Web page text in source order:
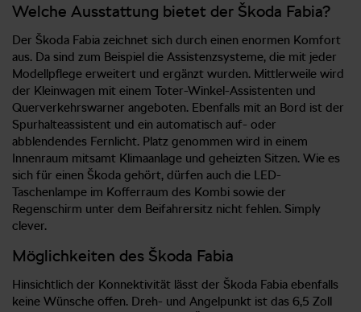
Welche Ausstattung bietet der Škoda Fabia?
Der Škoda Fabia zeichnet sich durch einen enormen Komfort
aus. Da sind zum Beispiel die Assistenzsysteme, die mit jeder
Modellpflege erweitert und ergänzt wurden. Mittlerweile wird
der Kleinwagen mit einem Toter-Winkel-Assistenten und
Querverkehrswarner angeboten. Ebenfalls mit an Bord ist der
Spurhalteassistent und ein automatisch auf- oder
abblendendes Fernlicht. Platz genommen wird in einem
Innenraum mitsamt Klimaanlage und geheizten Sitzen. Wie es
sich für einen Škoda gehört, dürfen auch die LED-
Taschenlampe im Kofferraum des Kombi sowie der
Regenschirm unter dem Beifahrersitz nicht fehlen. Simply
clever.
Möglichkeiten des Škoda Fabia
Hinsichtlich der Konnektivität lässt der Škoda Fabia ebenfalls
keine Wünsche offen. Dreh- und Angelpunkt ist das 6,5 Zoll